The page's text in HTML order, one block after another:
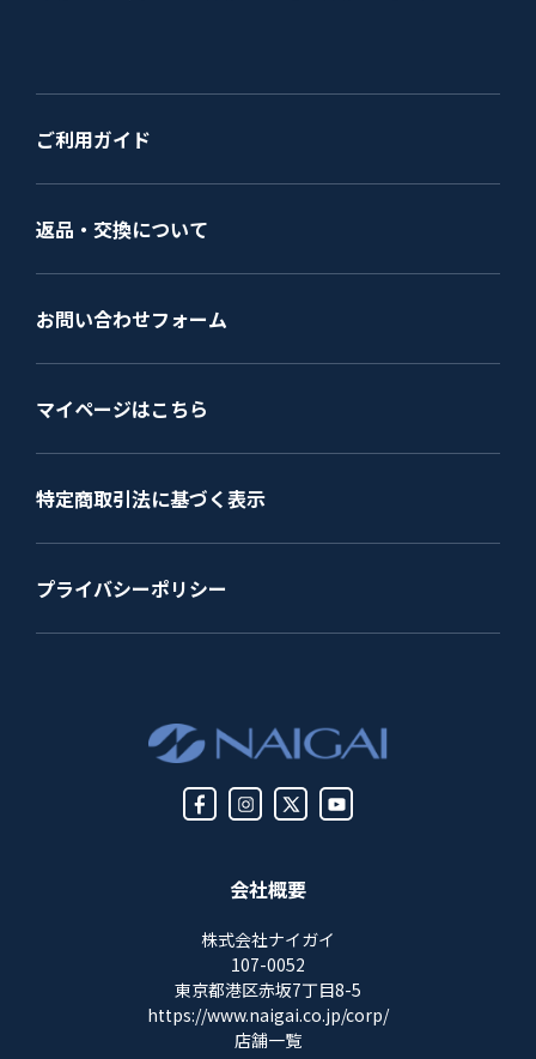
会社概要
株式会社ナイガイ
107-0052
東京都港区赤坂7丁目8-5
https://www.naigai.co.jp/corp/
店舗一覧
ご利用ガイド
返品・交換について
お問い合わせフォーム
マイページはこちら
特定商取引法に基づく表示
プライバシーポリシー